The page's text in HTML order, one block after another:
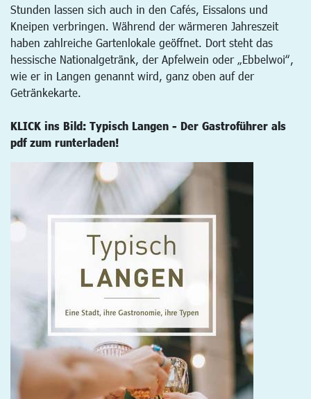
Stunden lassen sich auch in den Cafés, Eissalons und
Kneipen verbringen. Während der wärmeren Jahreszeit
haben zahlreiche Gartenlokale geöffnet. Dort steht das
hessische Nationalgetränk, der Apfelwein oder „Ebbelwoi“,
wie er in Langen genannt wird, ganz oben auf der
Getränkekarte.
KLICK ins Bild: Typisch Langen - Der Gastroführer als
pdf zum runterladen!